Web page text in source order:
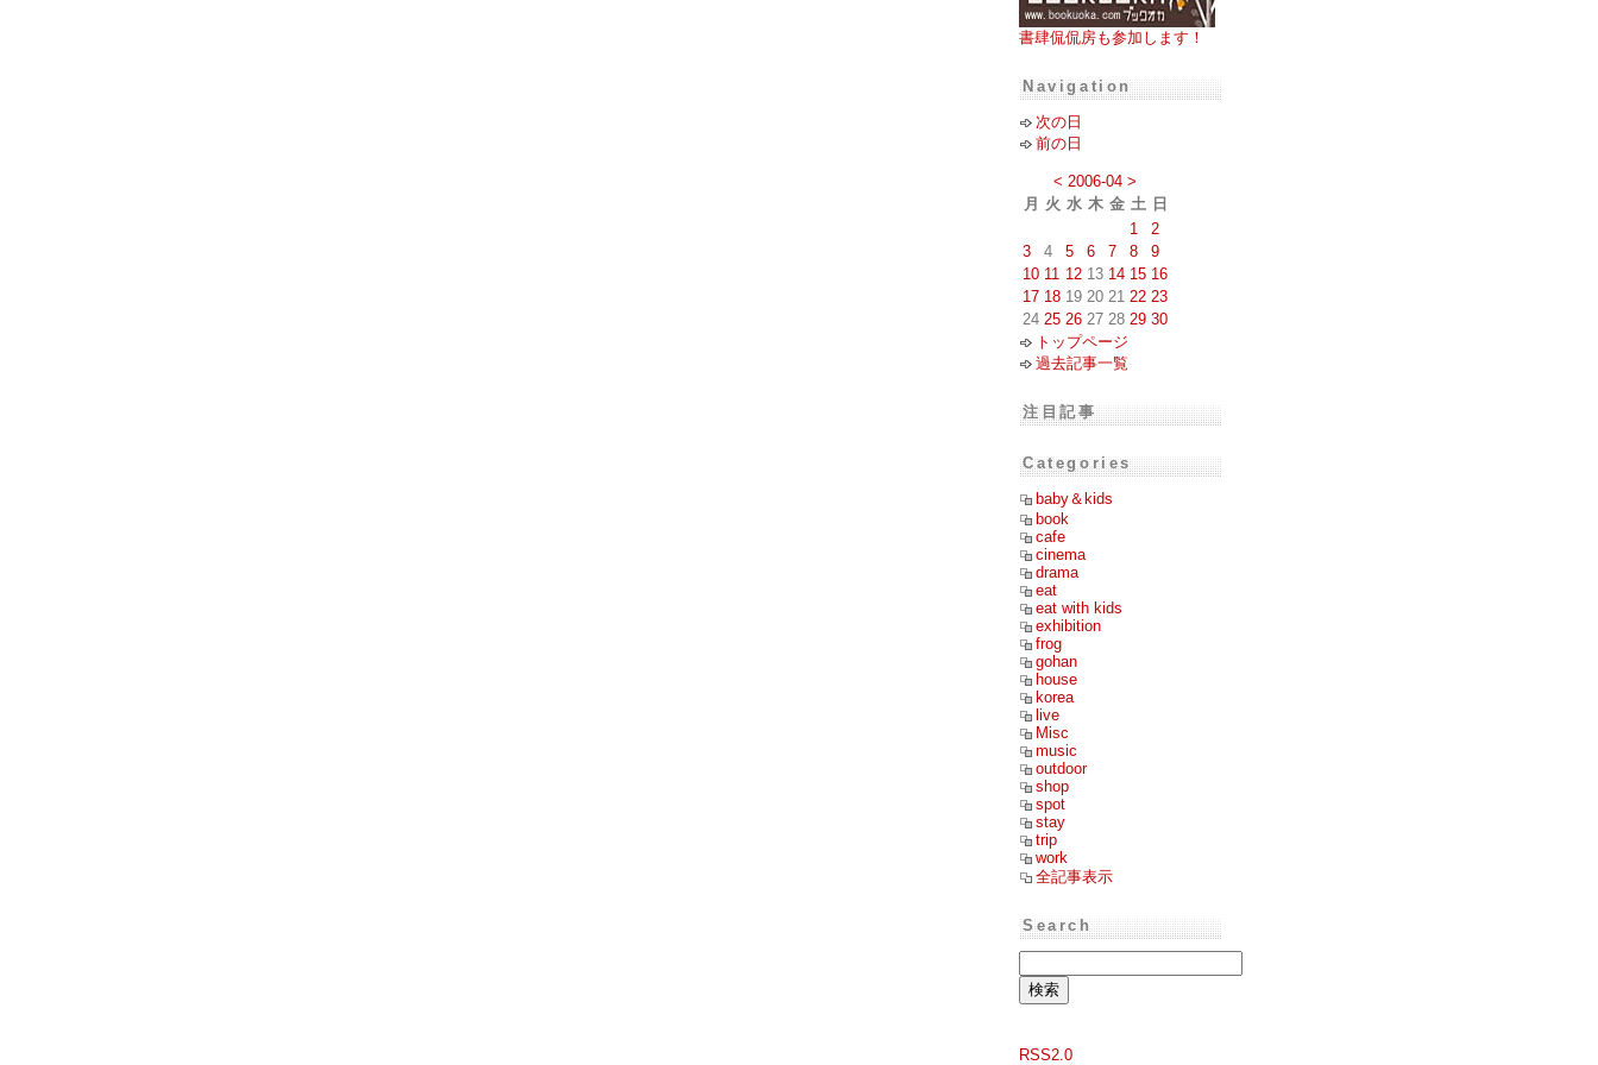
書肆侃侃房も参加します！
Navigation
次の日
前の日
< 2006-04 >
月
火 水 木 金 土 日
1
2
3
4 5 6 7 8
9
10 11 12 13 14 15 16
17 18 19 20 21 22 23
24 25 26 27 28 29 30
トップページ
過去記事一覧
注目記事
Categories
baby＆kids
book
cafe
cinema
drama
eat
eat with kids
exhibition
frog
gohan
house
korea
live
Misc
music
outdoor
shop
spot
stay
trip
work
全記事表示
Search
RSS2.0